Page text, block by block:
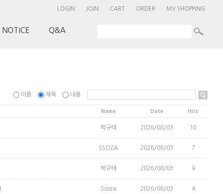
LOGIN JOIN CART ORDER MY SHOPPING
NOTICE Q&A
이름 제목 내용
Name Date Hits
박규태 2026/08/03 10
SSOZA 2026/08/03 7
박규태 2026/08/03 9
Ssoza 2026/08/03 4